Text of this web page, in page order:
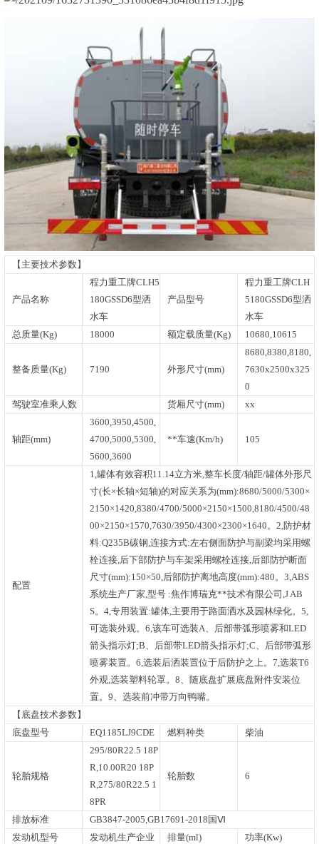
【主要技术参数】
产品名称
程力重工牌CLH5
180GSSD6型洒
水车
产品型号
程力重工牌CLH
5180GSSD6型洒
水车
总质量(Kg)
18000 额定载质量(Kg) 10680,10615
整备质量(Kg) 7190 外形尺寸(mm)
8680,8380,8180,
7630x2500x325
0
驾驶室准乘人数
货厢尺寸(mm) xx
轴距(mm)
3600,3950,4500,
4700,5000,5300,
5600,3600
**车速(Km/h) 105
配置
1,罐体有效容积11.14立方米,整车长度/轴距/罐体外形尺
寸(长×长轴×短轴)的对应关系为(mm):8680/5000/5300×
2150×1420,8380/4700/5000×2150×1500,8180/4500/48
00×2150×1570,7630/3950/4300×2300×1640。2,防护材
料:Q235B碳钢,连接方式:左右侧面防护与副梁均采用螺
栓连接,后下部防护与车架采用螺栓连接,后部防护断面
尺寸(mm):150×50,后部防护离地高度(mm):480。3,ABS
系统生产厂家,型号 :焦作博瑞克**技术有限公司,J AB
S。4,专用装置:罐体,主要用于路面洒水及园林绿化。5,
可选装外观。6,该车可选装A、后部带弧形喷雾和LED
箭头指示灯;B、后部带LED箭头指示灯;C、后部带弧形
喷雾装置。6,选装后洒装置位于后防护之上。7,选装T6
外观,选装塑料轮罩。8、随底盘扩展底盘附件安装位
置。9、选装前冲带万向鸭嘴。
【底盘技术参数】
底盘型号
EQ1185LJ9CDE 燃料种类 柴油
轮胎规格
295/80R22.5 18P
R,10.00R20 18P
R,275/80R22.5 1
8PR
轮胎数 6
排放标准
GB3847-2005,GB17691-2018国Ⅵ
发动机型号
发动机生产企业 排量(ml) 功率(Kw)